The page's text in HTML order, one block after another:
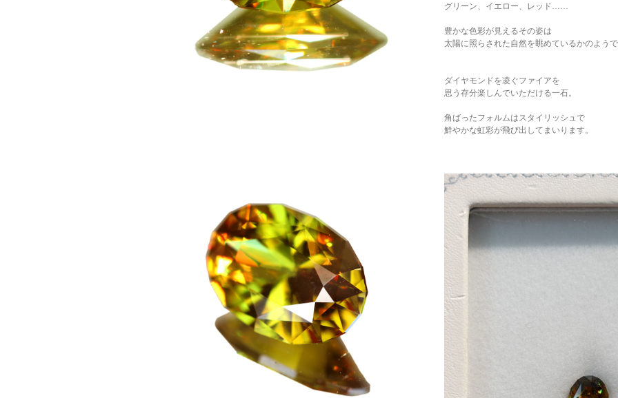
グリーン、イエロー、レッド……
豊かな色彩が見えるその姿は
太陽に照らされた自然を眺めているかのよう
ダイヤモンドを凌ぐファイアを
思う存分楽しんでいただける一石。
角ばったフォルムはスタイリッシュで
鮮やかな虹彩が飛び出してまいります。
ご注文手続き カートを見る